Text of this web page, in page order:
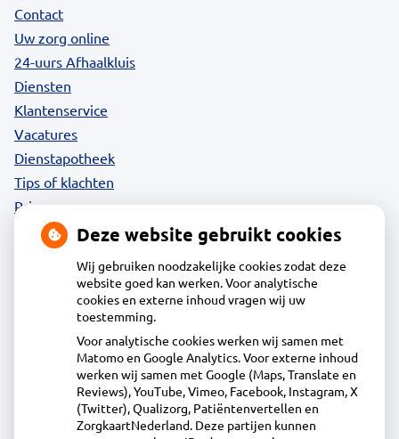
Contact
Uw zorg online
24-uurs Afhaalkluis
Diensten
Klantenservice
Vacatures
Dienstapotheek
Tips of klachten
Privacy
Acdapha Apotheek de Egmonden
Voorstraat 72, 1931 AM Egmond aan Zee
072-5065200
assistente@egmonden.nl
Deze website gebruikt cookies
Wij gebruiken noodzakelijke cookies zodat deze
website goed kan werken. Voor analytische
cookies en externe inhoud vragen wij uw
toestemming.
Voor analytische cookies werken wij samen met
Matomo en Google Analytics. Voor externe inhoud
werken wij samen met Google (Maps, Translate en
Reviews), YouTube, Vimeo, Facebook, Instagram, X
(Twitter), Qualizorg, Patiëntenvertellen en
ZorgkaartNederland. Deze partijen kunnen